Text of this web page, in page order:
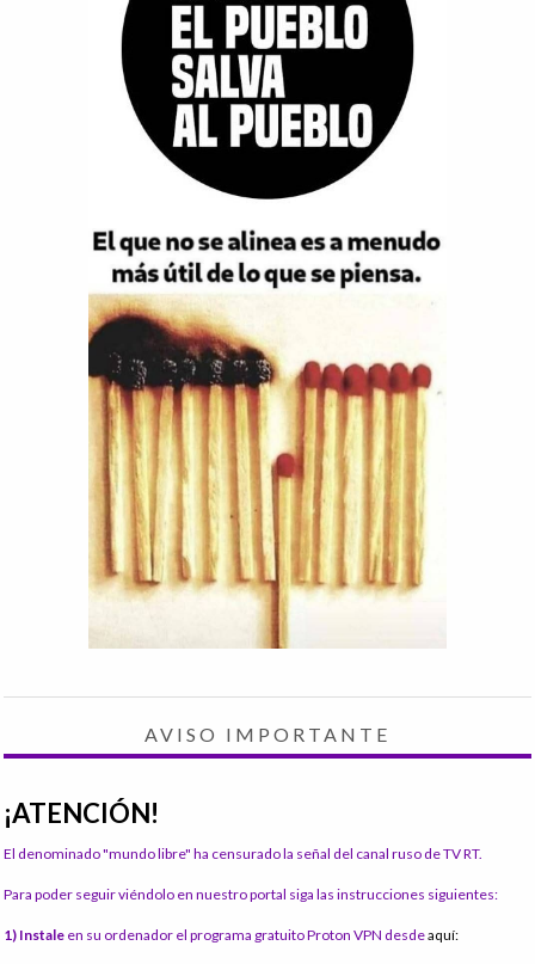
AVISO IMPORTANTE
¡ATENCIÓN!
El denominado "mundo libre" ha censurado la señal del canal ruso de TV RT.
Para poder seguir viéndolo en nuestro portal siga las instrucciones siguientes:
1) Instale en su ordenador el programa gratuito Proton VPN desdeaquí: